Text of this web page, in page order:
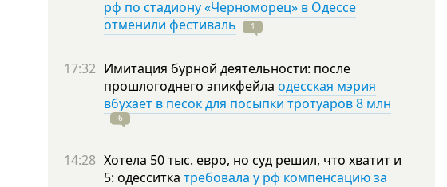
рф по стадиону «Черноморец» в Одессе
отменили фестиваль
1
17:32 Имитация бурной деятельности: после
прошлогоднего эпикфейла одесская мэрия
вбухает в песок для посыпки тротуаров 8 млн
6
14:28 Хотела 50 тыс. евро, но суд решил, что хватит и
5: одесситка требовала у рф компенсацию за